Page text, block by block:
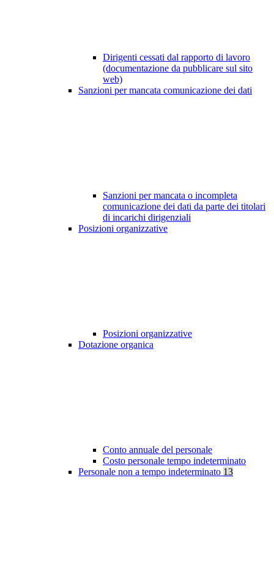
Dirigenti cessati dal rapporto di lavoro
(documentazione da pubblicare sul sito
web)
Sanzioni per mancata comunicazione dei dati
Sanzioni per mancata o incompleta
comunicazione dei dati da parte dei titolari
di incarichi dirigenziali
Posizioni organizzative
Posizioni organizzative
Dotazione organica
Conto annuale del personale
Costo personale tempo indeterminato
Personale non a tempo indeterminato 13